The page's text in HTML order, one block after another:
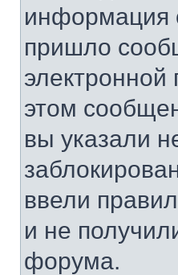
информация
пришло
электронной
этом
вы указали
ввели
и не
форума.